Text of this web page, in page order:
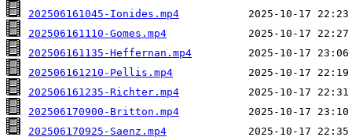
202506161045-Ionides.mp4
202506161110-Gomes.mp4
202506161135-Heffernan.mp4
202506161210-Pellis.mp4
202506161235-Richter.mp4
202506170900-Britton.mp4
202506170925-Saenz.mp4